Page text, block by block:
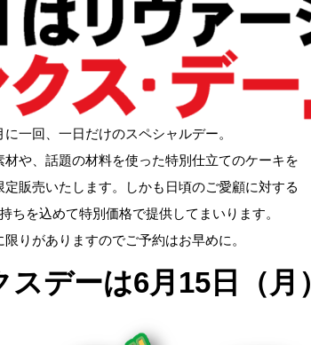
に一回、一日だけのスペシャルデー。
材や、話題の材料を使った特別仕立てのケーキを
定販売いたします。しかも日頃のご愛顧に対する
ちを込めて特別価格で提供してまいります。
限りがありますのでご予約はお早めに。
スデーは6月15日（ 月